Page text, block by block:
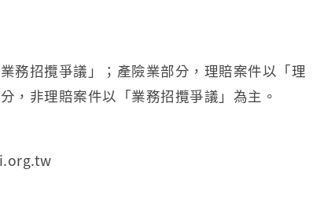
務招攬爭議」；產險業部分，理賠案件以「理
，非理賠案件以「業務招攬爭議」為主。